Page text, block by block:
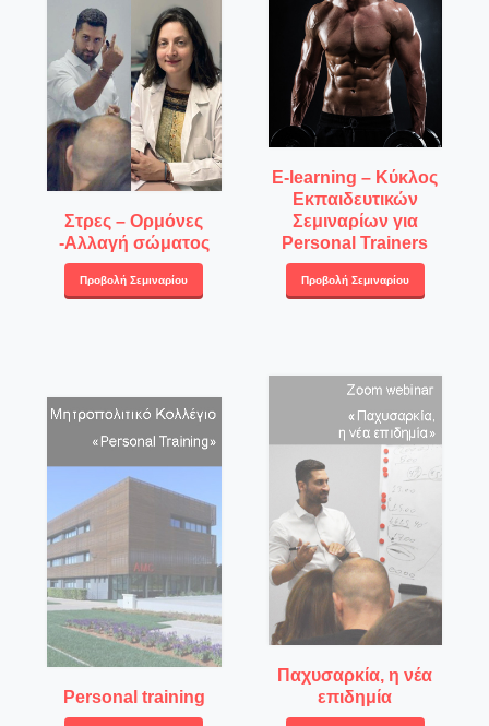
Στρες – Ορμόνες
-Αλλαγή σώματος
Προβολή Σεμιναρίου
E-learning – Κύκλος
Εκπαιδευτικών
Σεμιναρίων για
Personal Trainers
Προβολή Σεμιναρίου
Personal training
Παχυσαρκία, η νέα
επιδημία